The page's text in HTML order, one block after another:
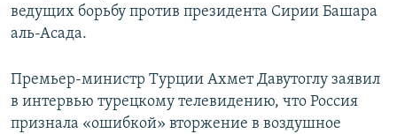
ведущих борьбу против президента Сирии Башара
аль-Асада.
Премьер-министр Турции Ахмет Давутоглу заявил
в интервью турецкому телевидению, что Россия
признала «ошибкой» вторжение в воздушное